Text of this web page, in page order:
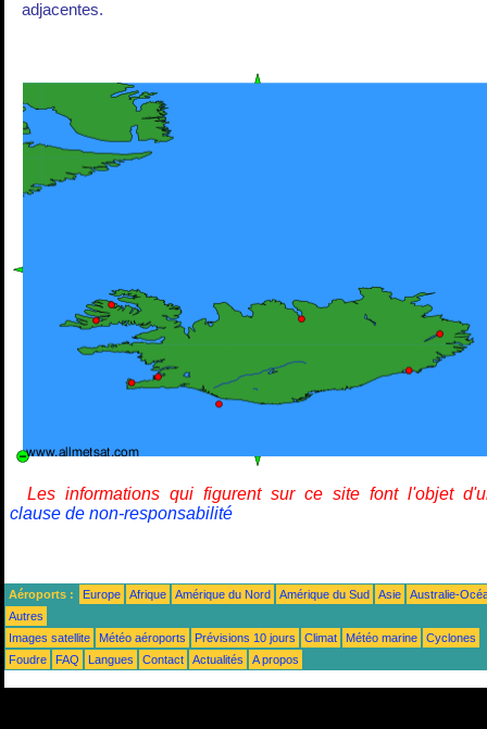
adjacentes.
Les informations qui figurent sur ce site font l'objet
clause de non-responsabilité
Aéroports : Europe Afrique Amérique du Nord Amérique du Sud Asie
Australie-
Autres
Images satellite
Météo aéroports Prévisions 10 jours Climat Météo marine
Cyclones
Foudre
FAQ Langues Contact Actualités A propos